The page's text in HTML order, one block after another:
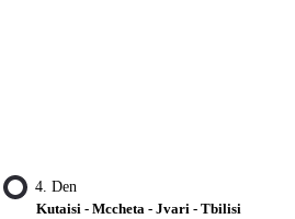
4. Den
Kutaisi - Mccheta - Jvari - Tbilisi